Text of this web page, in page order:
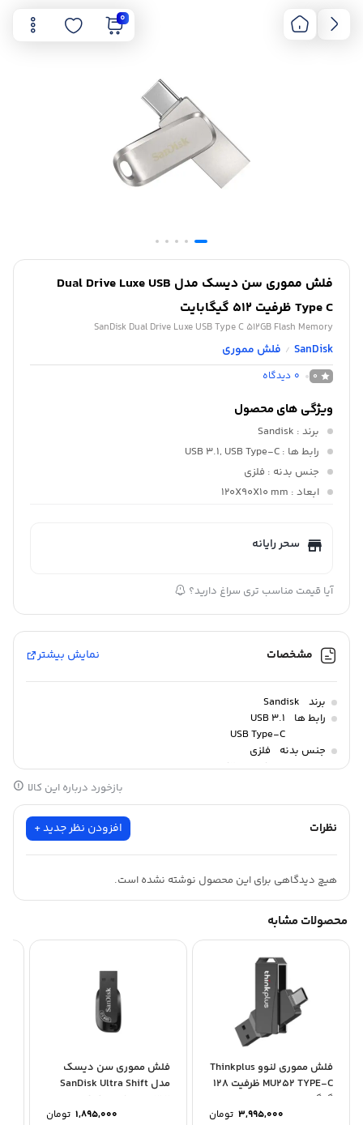
0
فلش مموری سن دیسک مدل Dual Drive Luxe USB
Type C ظرفیت 512 گیگابایت
SanDisk Dual Drive Luxe USB Type C 512GB Flash Memory
SanDisk
/ فلش مموری
0
0 دیدگاه
ویژگی های محصول
برند : Sandisk
رابط ها : USB 3.1, USB Type-C
جنس بدنه : فلزی
ابعاد : 120X90X10 mm
سحر رایانه
آیا قیمت مناسب تری سراغ دارید؟
مشخصات نمایش بیشتر
برند
Sandisk
رابط ها
USB 3.1
USB Type-C
جنس بدنه
فلزی
ابعاد 120X90X10 mm
بازخورد درباره این کالا
نظرات افزودن نظر جدید +
هیچ دیدگاهی برای این محصول نوشته نشده است.
محصولات مشابه
فلش مموری لنوو Thinkplus
MU252 TYPE-C ظرفیت 128
گیگابایت
3,995,000 تومان
فلش مموری سن دیسک
مدل SanDisk Ultra Shift
1,895,000 تومان